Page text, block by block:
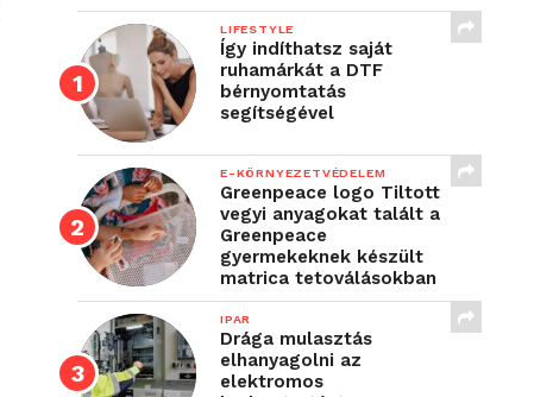
LIFESTYLE
Így indíthatsz saját
ruhamárkát a DTF
bérnyomtatás
segítségével
E-KÖRNYEZETVÉDELEM
Greenpeace logo Tiltott
vegyi anyagokat talált a
Greenpeace
gyermekeknek készült
matrica tetoválásokban
IPAR
Drága mulasztás
elhanyagolni az
elektromos